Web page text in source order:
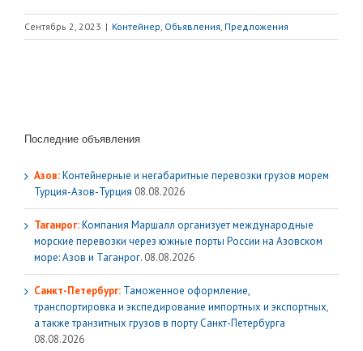
Сентябрь 2, 2023 | Контейнер, Объявления, Предложения
Последние объявления
Азов:Контейнерные и негабаритные перевозки грузов морем
Турция-Азов-Турция 08.08.2026
Таганрог:Компания Маршалл организует международные
морские перевозки через южные порты России на Азовском
море: Азов и Таганрог. 08.08.2026
Санкт-Петербург: Таможенное оформление,
транспортировка и экспедирование импортных и экспортных,
а также транзитных грузов в порту Санкт-Петербурга
08.08.2026